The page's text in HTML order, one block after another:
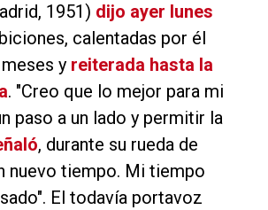
1951) dijo ayer lunes
calentadas por él
y reiterada hasta la
. "Creo que lo mejor para mi
paso a un lado y permitir la
, durante su rueda de
nuevo tiempo. Mi tiempo
El todavía portavoz